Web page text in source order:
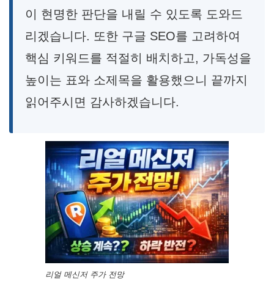
이 현명한 판단을 내릴 수 있도록 도와드
리겠습니다. 또한 구글 SEO를 고려하여
핵심 키워드를 적절히 배치하고, 가독성을
높이는 표와 소제목을 활용했으니 끝까지
읽어주시면 감사하겠습니다.
리얼 메신저 주가 전망